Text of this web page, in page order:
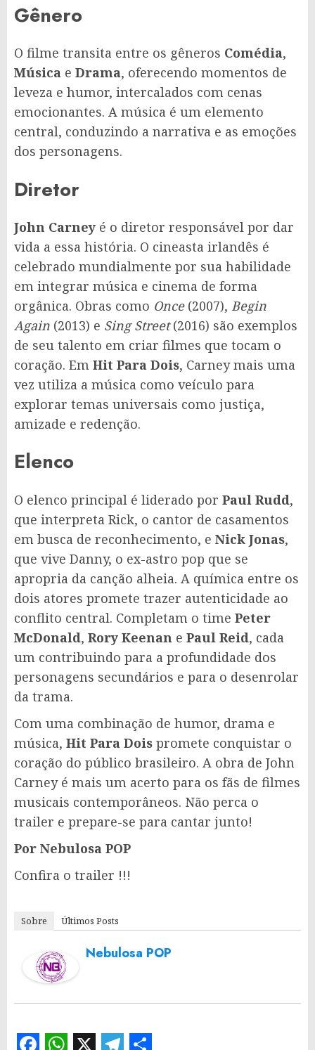
Gênero
O filme transita entre os gêneros Comédia,
Música e Drama, oferecendo momentos de
leveza e humor, intercalados com cenas
emocionantes. A música é um elemento
central, conduzindo a narrativa e as emoções
dos personagens.
Diretor
John Carney é o diretor responsável por dar
vida a essa história. O cineasta irlandês é
celebrado mundialmente por sua habilidade
em integrar música e cinema de forma
orgânica. Obras como Once(2007), Begin
Again (2013) e Sing Street(2016) são exemplos
de seu talento em criar filmes que tocam o
coração. Em Hit Para Dois, Carney mais uma
vez utiliza a música como veículo para
explorar temas universais como justiça,
amizade e redenção.
Elenco
O elenco principal é liderado por Paul Rudd,
que interpreta Rick, o cantor de casamentos
em busca de reconhecimento, e Nick Jonas,
que vive Danny, o ex-astro pop que se
apropria da canção alheia. A química entre os
dois atores promete trazer autenticidade ao
conflito central. Completam o time Peter
McDonald, Rory Keenan e Paul Reid, cada
um contribuindo para a profundidade dos
personagens secundários e para o desenrolar
da trama.
Com uma combinação de humor, drama e
música, Hit Para Dois promete conquistar o
coração do público brasileiro. A obra de John
Carney é mais um acerto para os fãs de filmes
musicais contemporâneos. Não perca o
trailer e prepare-se para cantar junto!
Por Nebulosa POP
Confira o trailer !!!
Sobre Últimos Posts
Nebulosa POP